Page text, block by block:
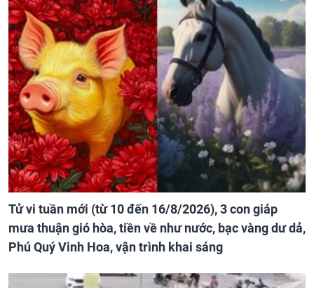
Tử vi tuần mới (từ 10 đến 16/8/2026), 3 con giáp
mưa thuận gió hòa, tiền về như nước, bạc vàng dư dả,
Phú Quý Vinh Hoa, vận trình khai sáng